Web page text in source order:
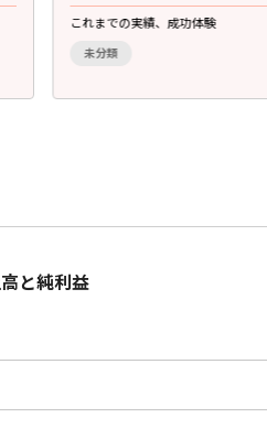
これまでの実績、成功体験
未分類
と純利益